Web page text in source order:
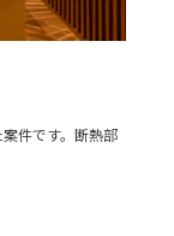
件です。断熱部